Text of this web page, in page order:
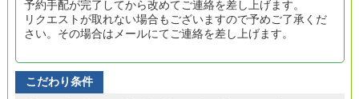
予約手配が完了してから改めてご連絡を差し上げます。
リクエストが取れない場合もございますので予めご了承くだ
さい。その場合はメールにてご連絡を差し上げます。
こだわり条件